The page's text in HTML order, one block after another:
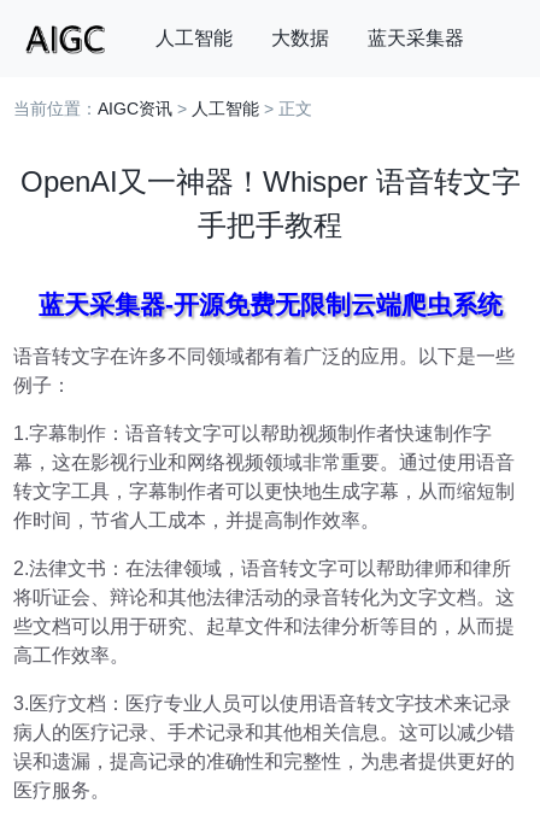
人工智能 大数据 蓝天采集器
搜索
当前位置：AIGC资讯 > 人工智能 > 正文
OpenAI又一神器！Whisper 语音转文字
手把手教程
蓝天采集器-开源免费无限制云端爬虫系统
语音转文字在许多不同领域都有着广泛的应用。以下是一些
例子：
1.字幕制作：语音转文字可以帮助视频制作者快速制作字
幕，这在影视行业和网络视频领域非常重要。通过使用语音
转文字工具，字幕制作者可以更快地生成字幕，从而缩短制
作时间，节省人工成本，并提高制作效率。
2.法律文书：在法律领域，语音转文字可以帮助律师和律所
将听证会、辩论和其他法律活动的录音转化为文字文档。这
些文档可以用于研究、起草文件和法律分析等目的，从而提
高工作效率。
3.医疗文档：医疗专业人员可以使用语音转文字技术来记录
病人的医疗记录、手术记录和其他相关信息。这可以减少错
误和遗漏，提高记录的准确性和完整性，为患者提供更好的
医疗服务。